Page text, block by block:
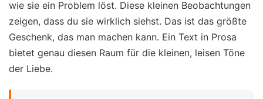
wie sie ein Problem löst. Diese kleinen Beobachtungen
zeigen, dass du sie wirklich siehst. Das ist das größte
Geschenk, das man machen kann. Ein Text in Prosa
bietet genau diesen Raum für die kleinen, leisen Töne
der Liebe.